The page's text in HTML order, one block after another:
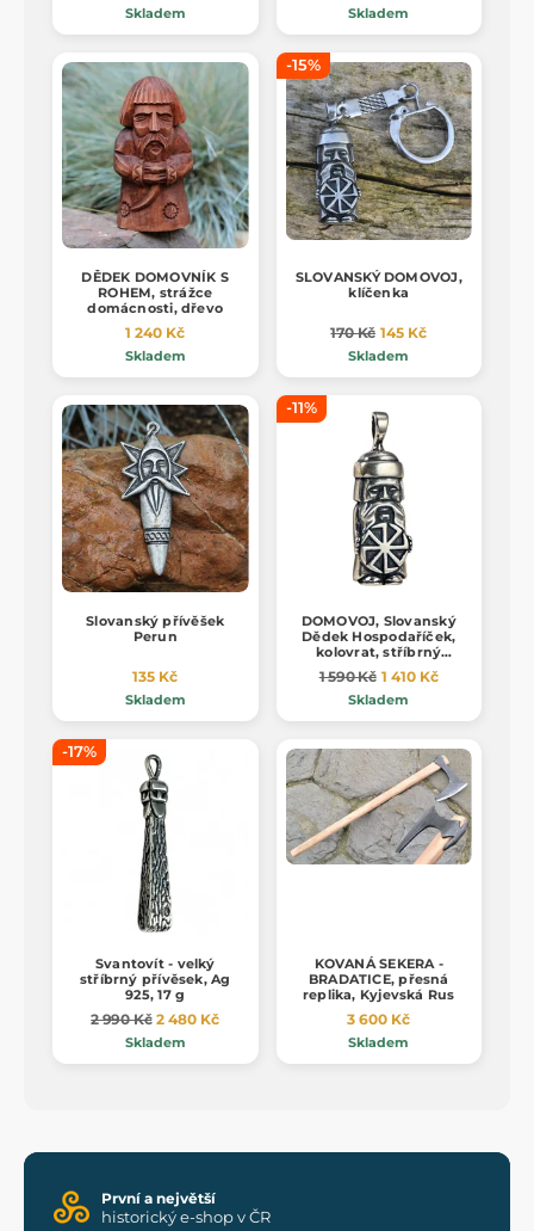
Skladem Skladem
DĚDEK DOMOVNÍK S
ROHEM, strážce
domácnosti, dřevo
1 240 Kč
Skladem
-15%
SLOVANSKÝ DOMOVOJ,
klíčenka
170 Kč 145 Kč
Skladem
Slovanský přívěšek
Perun
135 Kč
Skladem
-11%
DOMOVOJ, Slovanský
Dědek Hospodaříček,
kolovrat, stříbrný
1 590 Kč 1 410 Kč
Skladem
-17%
Svantovít - velký
stříbrný přívěsek, Ag
925, 17 g
2 990 Kč 2 480 Kč
Skladem
KOVANÁ SEKERA -
BRADATICE, přesná
replika, Kyjevská Rus
3 600 Kč
Skladem
První a největší
historický e-shop v ČR